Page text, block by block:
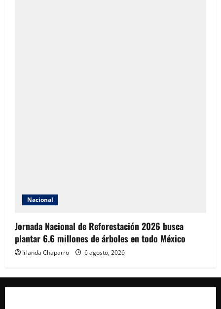
Nacional
Jornada Nacional de Reforestación 2026 busca
plantar 6.6 millones de árboles en todo México
Irlanda Chaparro 6 agosto, 2026